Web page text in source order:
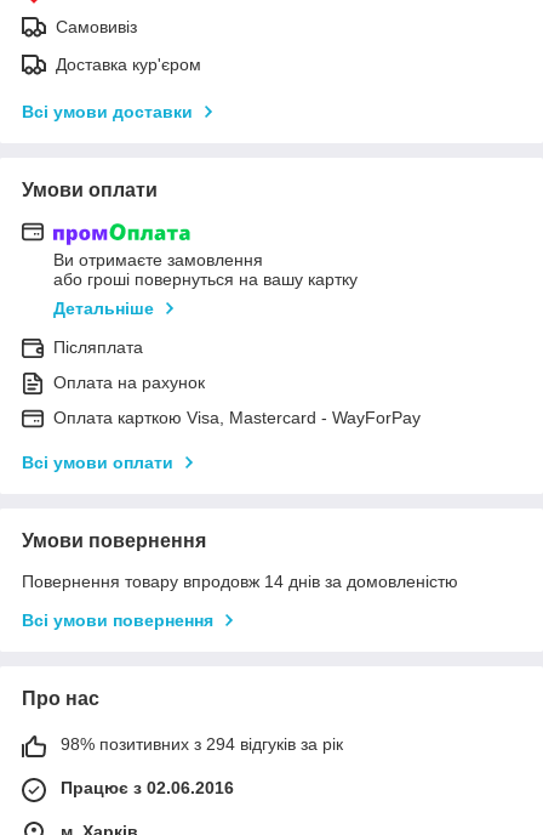
Самовивіз
Доставка кур'єром
Всі умови доставки
Умови оплати
Ви отримаєте замовлення
або гроші повернуться на вашу картку
Детальніше
Післяплата
Оплата на рахунок
Оплата карткою Visa, Mastercard - WayForPay
Всі умови оплати
Умови повернення
Повернення товару впродовж 14 днів за домовленістю
Всі умови повернення
Про нас
98% позитивних з 294 відгуків за рік
Працює з 02.06.2016